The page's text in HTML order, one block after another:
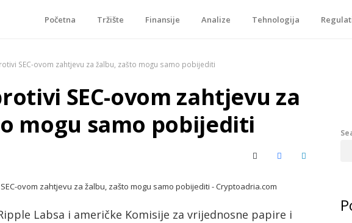
Početna Tržište Finansije Analize Tehnologija
SEC-ovom zahtjevu za žalbu, zašto mogu samo pobijediti
SEC-ovom zahtjevu za
mogu samo pobijediti
X (Twitter)FacebookLinkedIn
Labsa i američke Komisije za vrijednosne papire i